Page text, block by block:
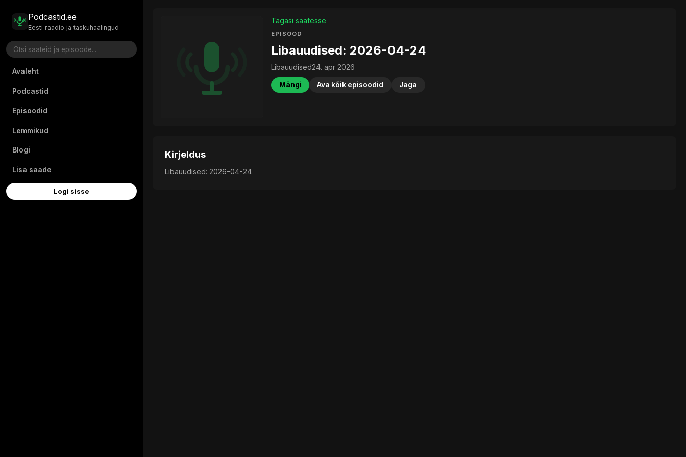
Podcastid.ee
Eesti raadio ja taskuhaalingud
Avaleht
Podcastid
Episoodid
Lemmikud
Blogi
Lisa saade
Logi sisse
Tagasi saatesse
EPISOOD
Libauudised: 2026-04-24
Libauudised24. apr 2026
Mängi Ava kõik episoodid Jaga
Kirjeldus
Libauudised: 2026-04-24